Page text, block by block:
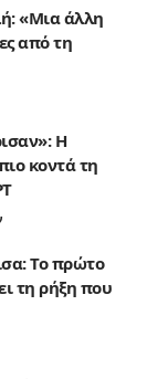
«Μια άλλη
από τη
Η
κοντά τη
Το πρώτο
τη ρήξη που